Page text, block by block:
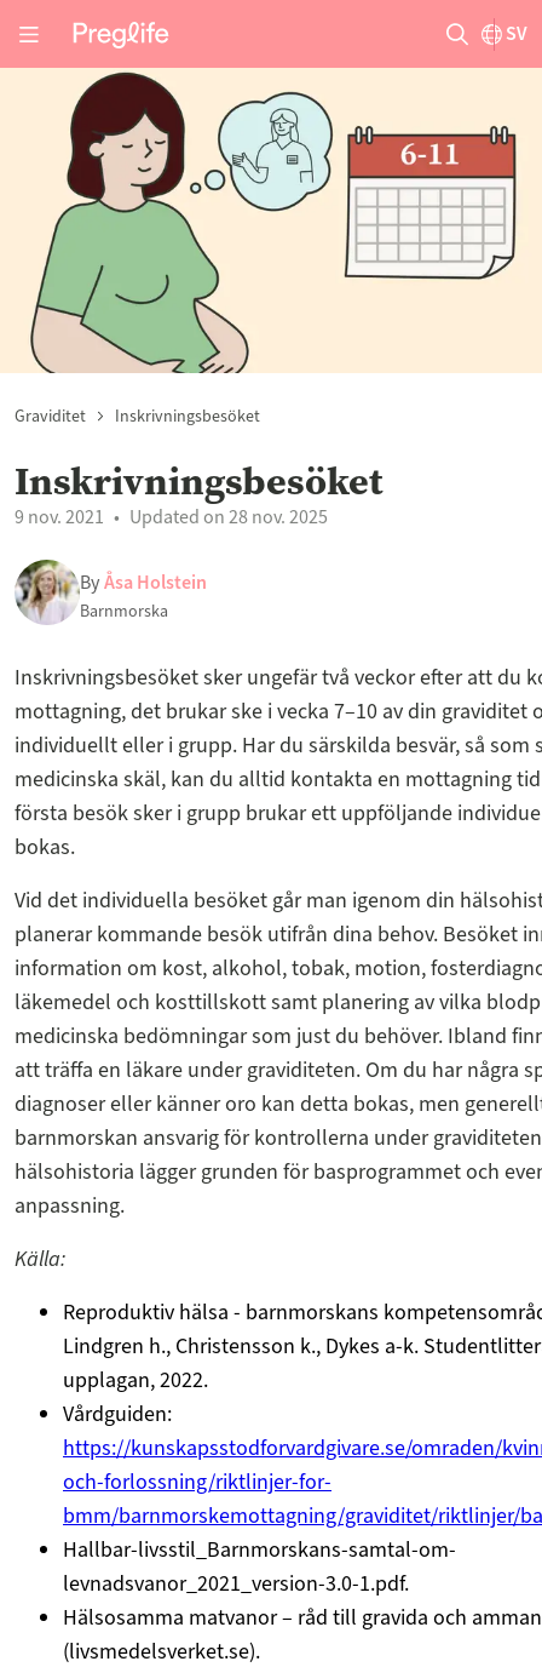
SV
Graviditet Inskrivningsbesöket
Inskrivningsbesöket
9 nov. 2021 Updated on 28 nov. 2025
ByÅsa Holstein
Barnmorska
Inskrivningsbesöket sker ungefär två veckor efter att du
mottagning, det brukar ske i vecka 7–10 av din graviditet
individuellt eller i grupp. Har du särskilda besvär, så som
medicinska skäl, kan du alltid kontakta en mottagning
första besök sker i grupp brukar ett uppföljande
bokas.
Vid det individuella besöket går man igenom din
planerar kommande besök utifrån dina behov. Besöket
information om kost, alkohol, tobak, motion,
läkemedel och kosttillskott samt planering av vilka
medicinska bedömningar som just du behöver. Ibland
att träffa en läkare under graviditeten. Om du har några
diagnoser eller känner oro kan detta bokas, men
barnmorskan ansvarig för kontrollerna under
hälsohistoria lägger grunden för basprogrammet och
anpassning.
Källa:
Reproduktiv hälsa - barnmorskans
Lindgren h., Christensson k., Dykes a-k.
upplagan, 2022.
Vårdguiden:
https://kunskapsstodforvardgivare.se/omraden/
och-forlossning/riktlinjer-for-
bmm/barnmorskemottagning/graviditet/riktlinjer/
Hallbar-livsstil_Barnmorskans-samtal-om-
levnadsvanor_2021_version-3.0-1.pdf.
Hälsosamma matvanor – råd till gravida och
(livsmedelsverket.se).